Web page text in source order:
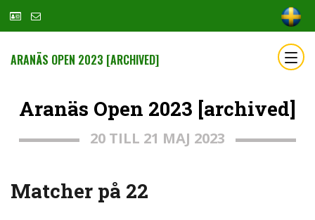
ARANÄS OPEN 2023 [ARCHIVED]
Aranäs Open 2023 [archived]
20 TILL 21 MAJ 2023
Matcher på 22